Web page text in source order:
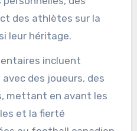
films jouent un rôle
canadien et de leur
récits visuels
des
des athlètes sur la